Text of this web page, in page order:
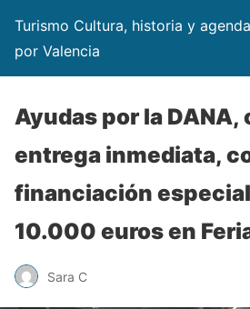
Turismo Cultura, historia y
por Valencia
Ayudas por la DANA,
entrega inmediata,
financiación
10.000 euros en
Sara C